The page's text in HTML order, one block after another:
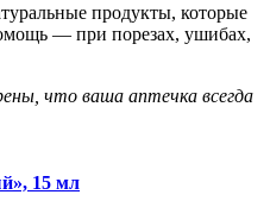
продукты, которые
— при порезах, ушибах,
что ваша аптечка всегда
15 мл